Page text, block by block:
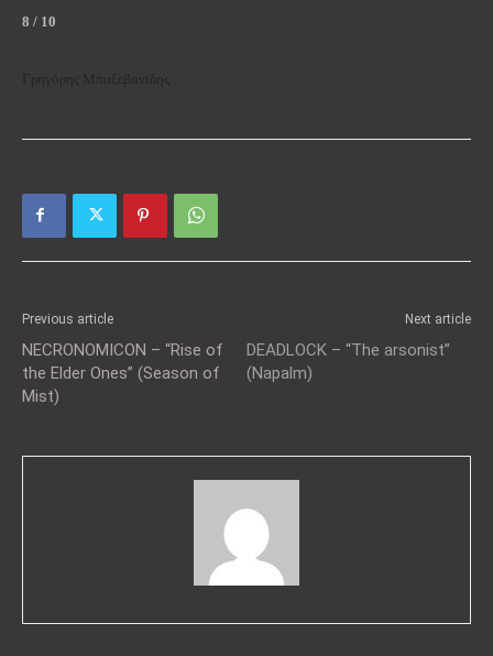
8 / 10
Previous article
NECRONOMICON – “Rise of
the Elder Ones” (Season of
Mist)
Next article
DEADLOCK – “The arsonist”
(Napalm)